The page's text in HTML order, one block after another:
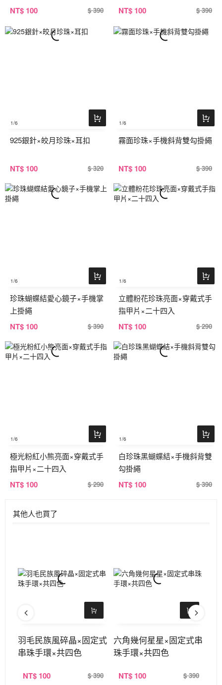
NT$ 100 $ 390 NT$ 100 $ 390
1/6
925銀針×皎月珍珠×耳扣
NT$ 100 $ 320
1/6
霧面珍珠×手機斜背雙勾掛繩
NT$ 100 $ 390
1/6
珍珠蝴蝶結愛心鏡子×手機掌
上掛繩
NT$ 100 $ 390
1/6
立體粉花珍珠亮面×穿戴式手
指甲片×二十四入
NT$ 100 $ 290
1/6
極光粉紅小熊亮面×穿戴式手
指甲片×二十四入
NT$ 100 $ 290
1/6
白珍珠黑蝴蝶結×手機斜背雙
勾掛繩
NT$ 100 $ 390
其他人也買了
羽毛民族風碎晶×固定式
串珠手環×共四色
NT$ 100 $ 390
六角幾何星星×固定式串
珠手環×共四色
NT$ 100 $ 390